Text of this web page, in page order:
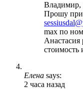
Владимир,
Прошу
max по
Анастасия
стоимость
Елена says:
2 часа назад